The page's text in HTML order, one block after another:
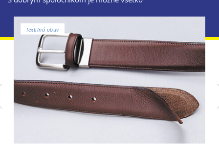
Textilná obuv